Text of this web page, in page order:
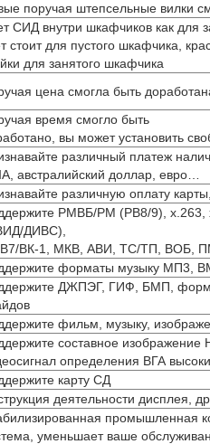
поручая штепсельные вилки
СИД внутри шкафчиков как для
стоит для пустого шкафчика,
для занятого шкафчика
цена смогла быть
время смогло быть
вы может установить
различный платеж
австралийский доллар, евро…
различную оплату
РМВБ/РМ (РВ8/9),
ДИВС),
ВК-1, МКВ, АВИ, ТС/ТП, ВОБ,
форматы музыку
ДЖПЭГ, ГИФ, БМП,
фильм, музыку,
составное
определения ВГА
карту СД
деятельности дисплея,
промышленная
уменьшает ваше